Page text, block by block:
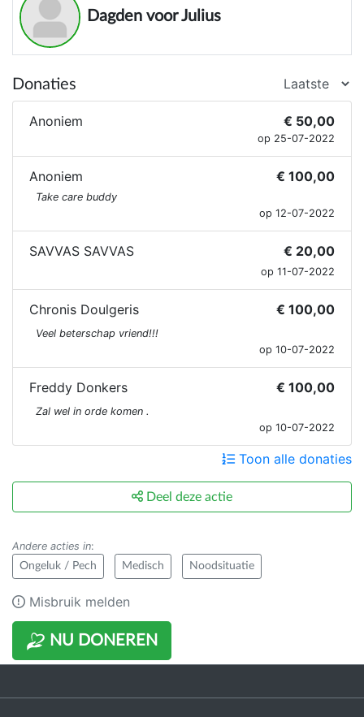
Dagden voor Julius
NU DONEREN
Donaties
Anoniem € 50,00
op 25-07-2022
Anoniem € 100,00
Take care buddy
op 12-07-2022
SAVVAS SAVVAS € 20,00
op 11-07-2022
Chronis Doulgeris € 100,00
Veel beterschap vriend!!!
op 10-07-2022
Freddy Donkers € 100,00
Zal wel in orde komen .
op 10-07-2022
Toon alle donaties
Deel deze actie
Andere acties in:
Ongeluk / Pech Medisch Noodsituatie
Misbruik melden